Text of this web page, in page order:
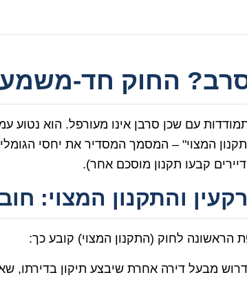
החוק חד-
המצוי" – המסמך המסדיר את יחסי
קבעו תקנון מוסכם אחר).
והתקנון המצוי:
מבעל דירה אחרת שיבצע תיקון בדירתו,